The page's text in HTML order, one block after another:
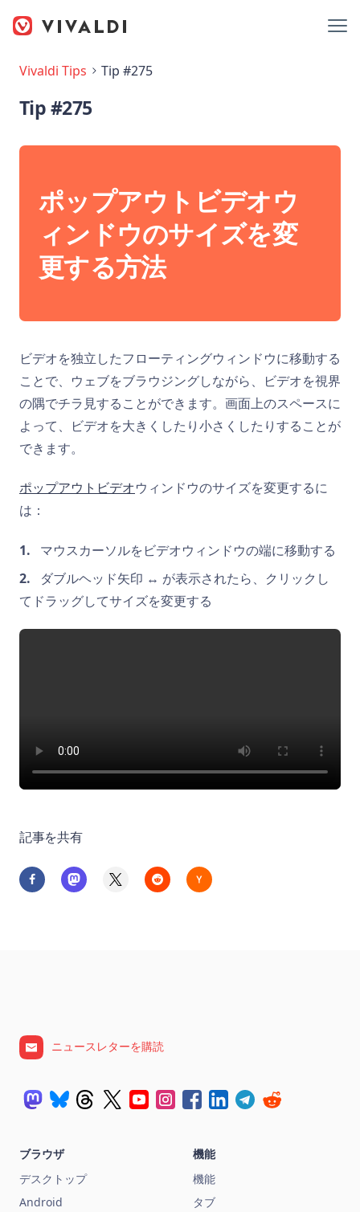
Vivaldi Tips Tip #275
Tip #275
ポップアウトビデオウ
ィンドウのサイズを変
更する方法
ビデオを独立したフローティングウィンドウに移動する
ことで、ウェブをブラウジングしながら、ビデオを視界
の隅でチラ見することができます。画面上のスペースに
よって、ビデオを大きくしたり小さくしたりすることが
できます。
ポップアウトビデオウィンドウのサイズを変更するに
は：
マウスカーソルをビデオウィンドウの端に移動する
ダブルヘッド矢印 ↔ が表示されたら、クリックし
てドラッグしてサイズを変更する
記事を共有
ニュースレターを購読
ブラウザ
デスクトップ
Android
機能
機能
タブ